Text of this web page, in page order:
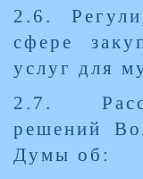
2.6.
сфере
услуг для
2.7.
решений
Думы об: